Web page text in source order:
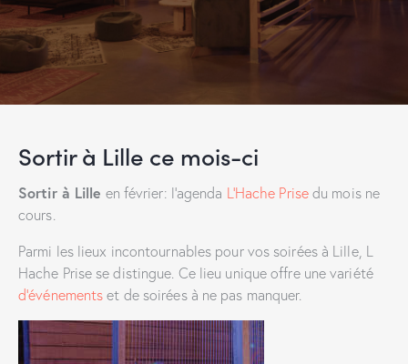
Sortir à Lille ce mois-ci
Sortir à Lille en février: l’agenda L’Hache Prisedu mois ne
cours.
Parmi les lieux incontournables pour vos soirées à Lille, L
Hache Prise se distingue. Ce lieu unique offre une variété
d’événements et de soirées à ne pas manquer.